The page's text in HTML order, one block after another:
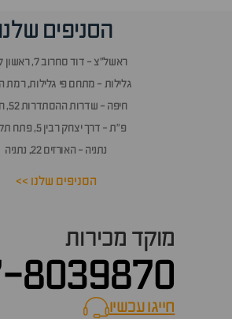
הסניפים שלנו
ראשל״צ - דוד סחרוב 7, ראשון לציון
גלילות - מתחם פי גלילות, רמת
חיפה - שדרות ההסתדרות 52, חיפה
פ״ת - דרך יצחק רבין 5, פתח תקווה
נתניה - האורזים 22, נתניה
הסניפים שלנו >>
מוקד מכירות
8039870
חייגו עכשיוcall now